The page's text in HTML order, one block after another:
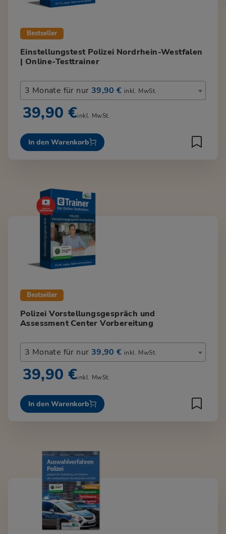
Bestseller
Einstellungstest Polizei Nordrhein-Westfalen
| Online-Testtrainer
3 Monate für nur 39,90 € inkl. MwSt.
39,90 €inkl. MwSt.
In den Warenkorb
Bestseller
Polizei Vorstellungsgespräch und
Assessment Center Vorbereitung
3 Monate für nur 39,90 € inkl. MwSt.
39,90 €inkl. MwSt.
In den Warenkorb